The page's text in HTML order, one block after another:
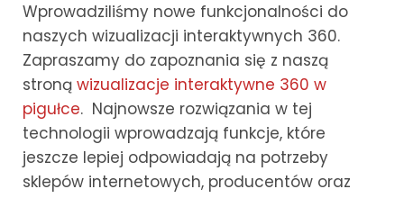
Wprowadziliśmy nowe funkcjonalności do
naszych wizualizacji interaktywnych 360.
Zapraszamy do zapoznania się z naszą
stroną wizualizacje interaktywne 360 w
pigułce. Najnowsze rozwiązania w tej
technologii wprowadzają funkcje, które
jeszcze lepiej odpowiadają na potrzeby
sklepów internetowych, producentów oraz